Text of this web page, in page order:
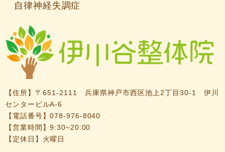
自律神経失調症
【住所】 〒651-2111 兵庫県神戸市西区池上2丁目30-1 伊川
センタービルA-6
【電話番号】078-976-8040
【営業時間】9:30~20:00
【定休日】火曜日